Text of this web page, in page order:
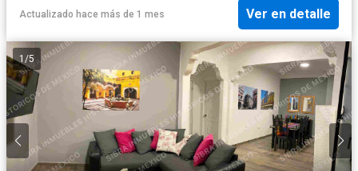
Actualizado hace más de 1 mes Ver en detalle
1 /5